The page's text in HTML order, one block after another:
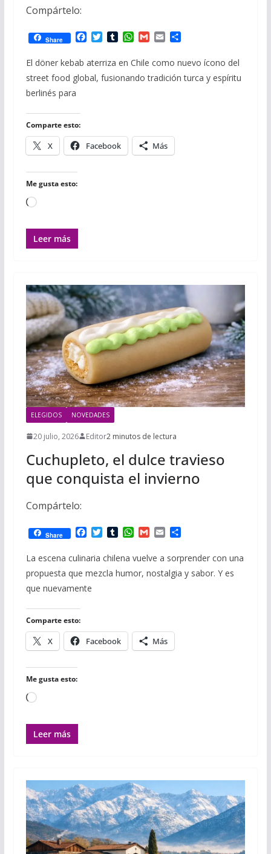
Compártelo:
Share
F
c
e
b
T
i
t
t
T
m
b
l
W
a
t
s
G
a
l
E
a
i
l
C
m
p
a
El döner kebab aterriza en Chile como nuevo ícono del
street food global, fusionando tradición turca y espíritu
berlinés para
Comparte esto:
X Facebook Más
Me gusta esto:
Cargando...
Leer más
ELEGIDOS NOVEDADES
20 julio, 2026 Editor2 minutos de lectura
Cuchupleto, el dulce travieso
que conquista el invierno
Compártelo:
Share
F
c
e
b
o
T
i
t
t
T
m
b
l
W
a
t
s
G
a
i
l
E
a
l
C
m
p
a
La escena culinaria chilena vuelve a sorprender con una
propuesta que mezcla humor, nostalgia y sabor. Y es
que nuevamente
Comparte esto:
X Facebook Más
Me gusta esto:
Cargando...
Leer más